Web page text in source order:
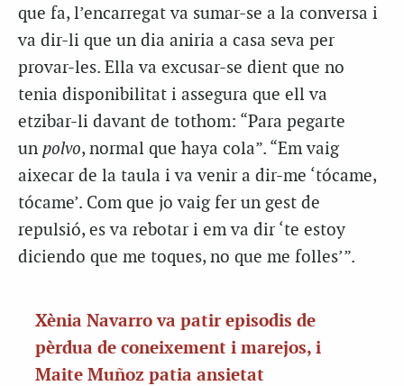
que fa, l’encarregat va sumar-se a la conversa i
va dir-li que un dia aniria a casa seva per
provar-les. Ella va excusar-se dient que no
tenia disponibilitat i assegura que ell va
etzibar-li davant de tothom: “Para pegarte
un polvo, normal que haya cola”. “Em vaig
aixecar de la taula i va venir a dir-me ‘tócame,
tócame’. Com que jo vaig fer un gest de
repulsió, es va rebotar i em va dir ‘te estoy
diciendo que me toques, no que me folles’”.
Xènia Navarro va patir episodis de
pèrdua de coneixement i marejos, i
Maite Muñoz patia ansietat